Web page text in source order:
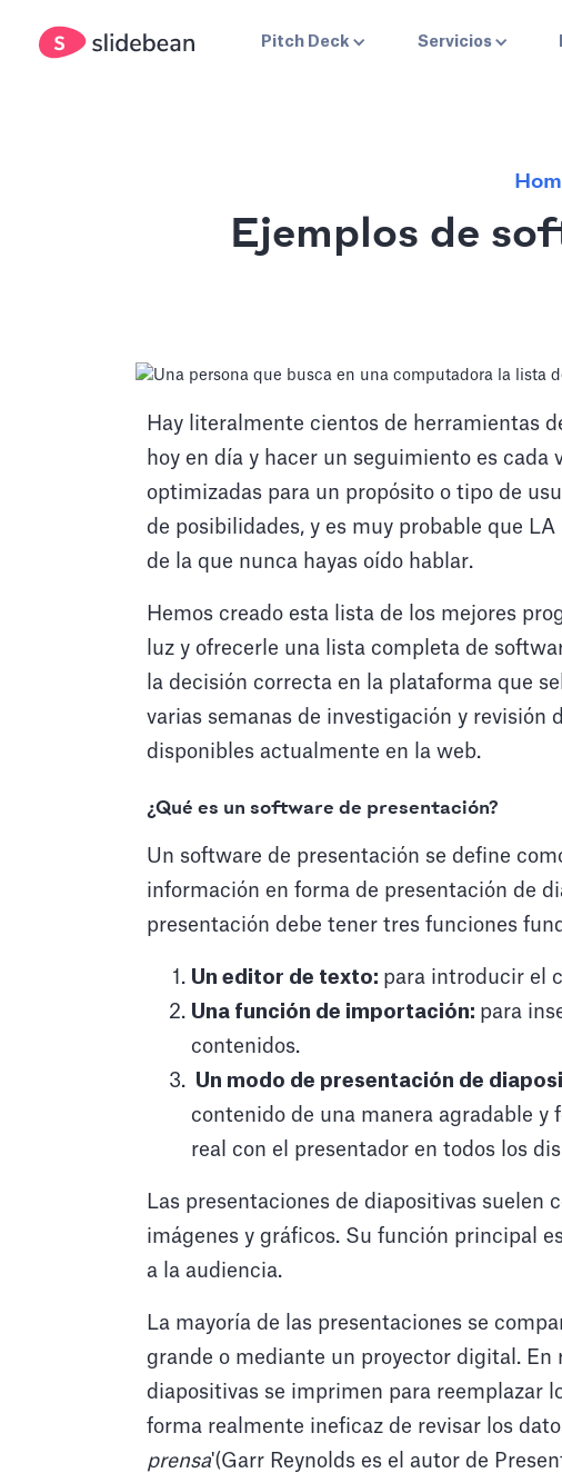
Pitch Deck Servicios
Ejemplos de
Hay literalmente cientos de herramientas
hoy en día y hacer un seguimiento es
optimizadas para un propósito o tipo de
de posibilidades, y es muy probable que
de la que nunca hayas oído hablar.
Hemos creado esta lista de los mejores
luz y ofrecerle una lista completa de
la decisión correcta en la plataforma que
varias semanas de investigación y revisión
disponibles actualmente en la web.
¿Qué es un software de presentación?
Un software de presentación se define
información en forma de presentación de
presentación debe tener tres funciones
Un editor de texto: para introducir el
Una función de importación: para
contenidos.
Un modo de presentación de
contenido de una manera agradable y
real con el presentador en todos los
Las presentaciones de diapositivas suelen
imágenes y gráficos. Su función principal
a la audiencia.
La mayoría de las presentaciones se
grande o mediante un proyector digital. En
diapositivas se imprimen para reemplazar
forma realmente ineficaz de revisar los
prensa'(Garr Reynolds es el autor de